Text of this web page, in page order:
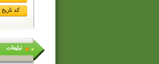
کد
تبلیغات